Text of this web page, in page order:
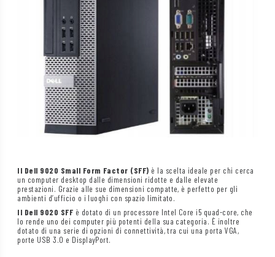
Il Dell 9020 Small Form Factor (SFF) è la scelta ideale per chi cerca
un computer desktop dalle dimensioni ridotte e dalle elevate
prestazioni. Grazie alle sue dimensioni compatte, è perfetto per gli
ambienti d’ufficio o i luoghi con spazio limitato.
Il Dell 9020 SFF è dotato di un processore Intel Core i5 quad-core, che
lo rende uno dei computer più potenti della sua categoria. È inoltre
dotato di una serie di opzioni di connettività, tra cui una porta VGA,
porte USB 3.0 e DisplayPort.